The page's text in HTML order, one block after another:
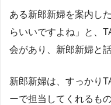
ある新郎新婦を案内し
らいいですよね」と、
会があり、新郎新婦と
新郎新婦は、すっかり
ーで担当してくれるも